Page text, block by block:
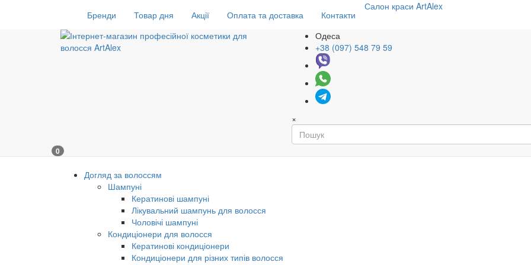
Бренди Товар дня Акції Оплата та доставка Контакти
Салон краси ArtAlex
Одеса
+38 (097) 548 79 59
×
0
Догляд за волоссям
Шампуні
Кератинові шампуні
Лікувальний шампунь для волосся
Чоловічі шампуні
Кондиціонери для волосся
Кератинові кондиціонери
Кондиціонери для різних типів волосся